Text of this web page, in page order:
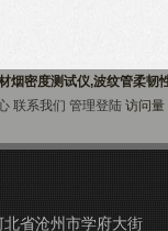
烟密度测试仪,波纹管柔韧
联系我们 管理登陆 访问量
北省沧州市学府大街